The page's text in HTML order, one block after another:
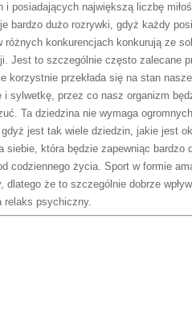
i posiadających największą liczbę
bardzo dużo rozrywki, gdyż każdy
różnych konkurencjach konkurują ze
Jest to szczególnie często zalecane
korzystnie przekłada się na stan
i sylwetkę, przez co nasz organizm
Ta dziedzina nie wymaga
jest tak wiele dziedzin, jakie jest
siebie, która będzie zapewniąc
codziennego życia. Sport w formie
że to szczególnie dobrze
relaks psychiczny.